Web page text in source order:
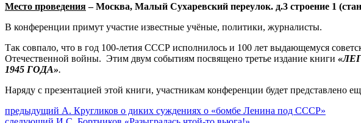
Место проведения– Москва, Малый Сухаревский переулок. д.3 строение 1
В конференции примут участие известные учёные, политики, журналисты.
Так совпало, что в год 100-летия СССР исполнилось и 100 лет выдающемуся
Отечественной войны. Этим двум событиям посвящено третье издание книги
1945 ГОДА».
Наряду с презентацией этой книги, участникам конференции будет представлено
Навигация
предыдущий Предыдущий
пост:
А. Кругликов о диких суждениях о «бомбе Ленина под СССР»
Следующее